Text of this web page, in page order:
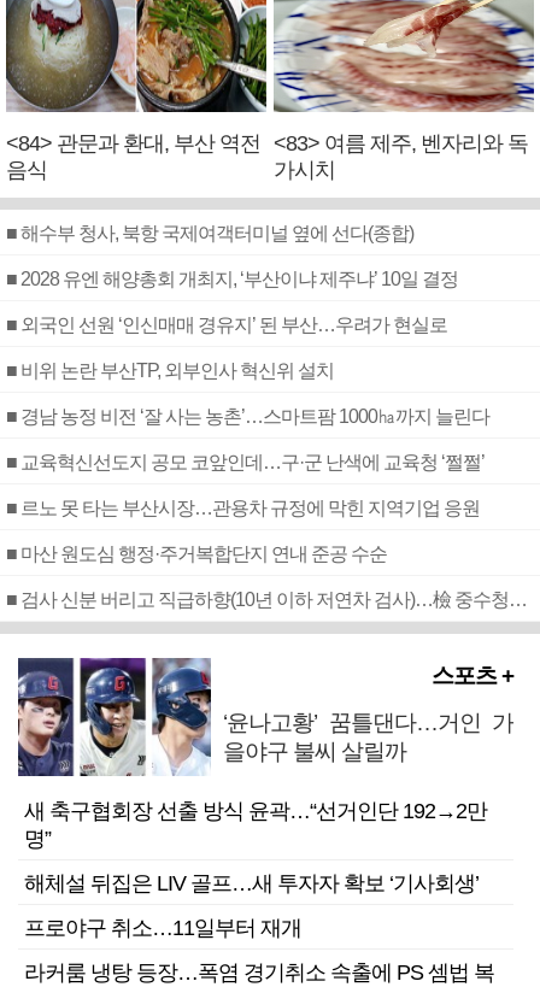
<84> 관문과 환대, 부산 역전
음식
<83> 여름 제주, 벤자리와 독
가시치
■ 해수부 청사, 북항 국제여객터미널 옆에 선다(종합)
■ 2028 유엔 해양총회 개최지, ‘부산이냐 제주냐’ 10일 결정
■ 외국인 선원 ‘인신매매 경유지’ 된 부산…우려가 현실로
■ 비위 논란 부산TP, 외부인사 혁신위 설치
■ 경남 농정 비전 ‘잘 사는 농촌’…스마트팜 1000㏊까지 늘린다
■ 교육혁신선도지 공모 코앞인데…구·군 난색에 교육청 ‘쩔쩔’
■ 르노 못 타는 부산시장…관용차 규정에 막힌 지역기업 응원
■ 마산 원도심 행정·주거복합단지 연내 준공 수순
■ 검사 신분 버리고 직급하향(10년 이하 저연차 검사)…檢 중수청행 기피
스포츠 +
‘윤나고황’ 꿈틀댄다…거인 가
을야구 불씨 살릴까
새 축구협회장 선출 방식 윤곽…“선거인단 192→2만
명”
해체설 뒤집은 LIV 골프…새 투자자 확보 ‘기사회생’
프로야구 취소…11일부터 재개
라커룸 냉탕 등장…폭염 경기취소 속출에 PS 셈법 복